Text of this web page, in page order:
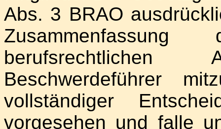
Abs. 3 BRAO
berufsrechtlichen
Beschwerdeführer
vollständiger
vorgesehen und falle